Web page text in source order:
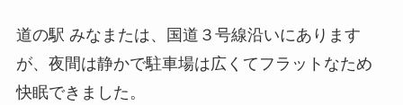
道の駅 みなまたは、国道３号線沿いにあります
が、夜間は静かで駐車場は広くてフラットなため
快眠できました。